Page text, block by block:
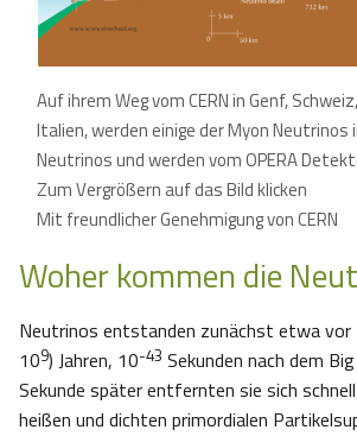
Auf ihrem Weg vom CERN in Genf,
Italien, werden einige der Myon Neutrinos
Neutrinos und werden vom OPERA
Zum Vergrößern auf das Bild klicken
Mit freundlicher Genehmigung von CERN
Woher kommen die
Neutrinos entstanden zunächst etwa vor
109) Jahren, 10-43 Sekunden nach dem
Sekunde später entfernten sie sich
heißen und dichten primordialen